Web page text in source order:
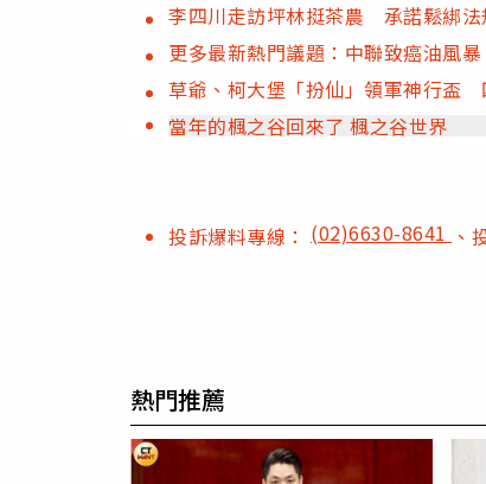
李四川走訪坪林挺茶農 承諾鬆綁法
更多最新熱門議題：中聯致癌油風暴
草爺、柯大堡「扮仙」領軍神行盃
當年的楓之谷回來了 楓之谷世界
投訴爆料專線： (02)6630-8641 、
熱門推薦